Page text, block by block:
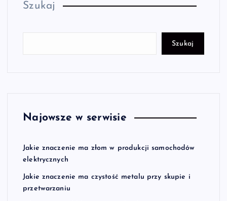
Szukaj
Szukaj
Najowsze w serwisie
Jakie znaczenie ma złom w produkcji samochodów
elektrycznych
Jakie znaczenie ma czystość metalu przy skupie i
przetwarzaniu